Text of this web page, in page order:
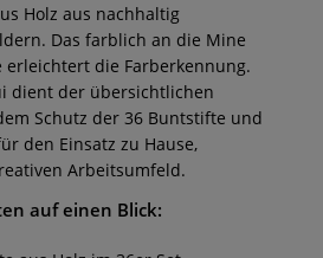
Holz aus nachhaltig
Das farblich an die Mine
erleichtert die Farberkennung.
dient der übersichtlichen
Schutz der 36 Buntstifte und
den Einsatz zu Hause,
Arbeitsumfeld.
auf einen Blick: